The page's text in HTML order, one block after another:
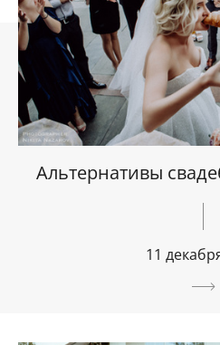
Альтернативы
11